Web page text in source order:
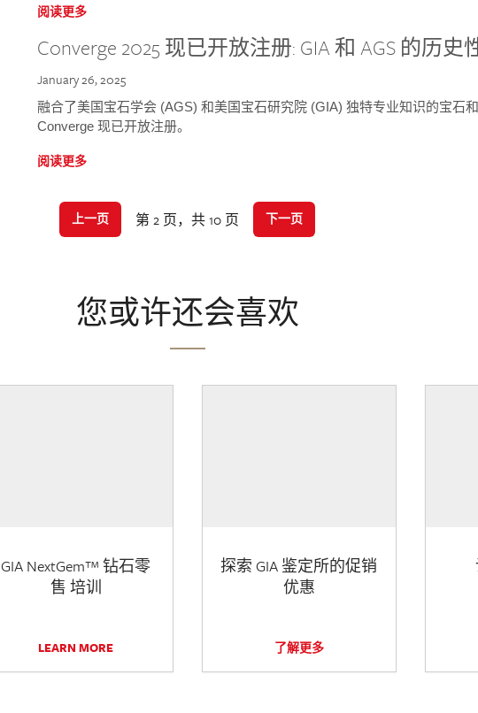
阅读更多
Converge 2025 现已开放注册: GIA 和 AGS 的历史
January 26, 2025
融合了美国宝石学会 (AGS) 和美国宝石研究院 (GIA) 独特专业知识的宝石
Converge 现已开放注册。
阅读更多
上一页 第 2 页，共 10 页 下一页
您或许还会喜欢
GIA NextGem™ 钻石零
售 培训
LEARN MORE
探索 GIA 鉴定所的促销
优惠
了解更多